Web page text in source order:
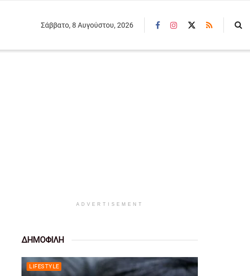
Σάββατο, 8 Αυγούστου, 2026
ADVERTISEMENT
ΔΗΜΟΦΙΛΗ
LIFESTYLE